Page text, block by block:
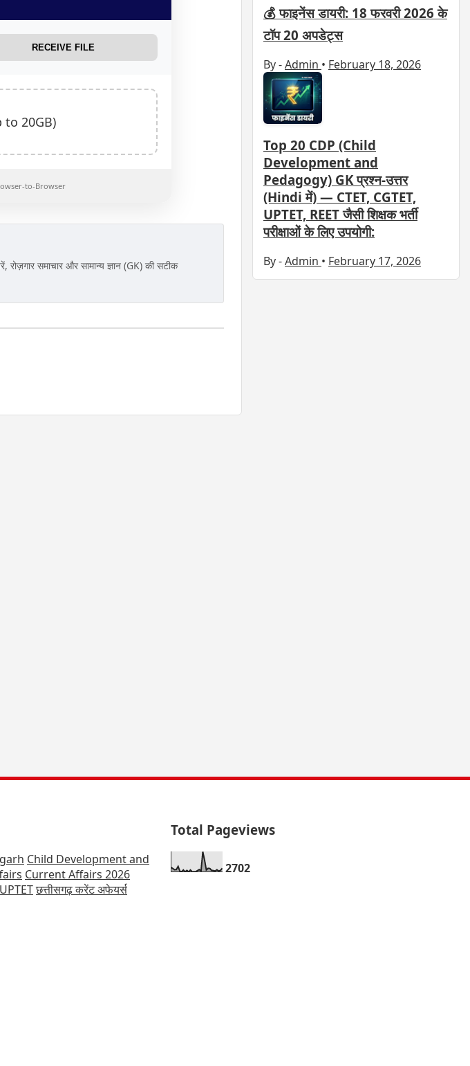
RECEIVE FILE
to 20GB)
to-Browser
समाचार और सामान्य ज्ञान (GK) की सटीक
💰 फाइनेंस डायरी: 18 फरवरी 2026 के
टॉप 20 अपडेट्स
By -Admin • February 18, 2026
Top 20 CDP (Child
Development and
Pedagogy) GK प्रश्न-उत्तर
(Hindi में) — CTET, CGTET,
UPTET, REET जैसी शिक्षक भर्ती
परीक्षाओं के लिए उपयोगी:
By -Admin • February 17, 2026
Child Development and
Current Affairs 2026
UPTETछत्तीसगढ़ करेंट अफेयर्स
Total Pageviews
2702